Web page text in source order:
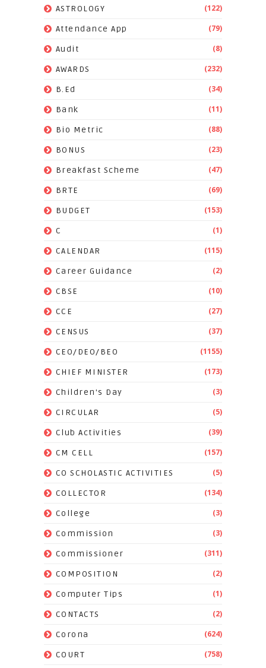
ASTROLOGY (122)
Attendance App (79)
Audit (8)
AWARDS (232)
B.Ed (34)
Bank (11)
Bio Metric (88)
BONUS (23)
Breakfast Scheme (47)
BRTE (69)
BUDGET (153)
C (1)
CALENDAR (115)
Career Guidance (2)
CBSE (10)
CCE (27)
CENSUS (37)
CEO/DEO/BEO (1155)
CHIEF MINISTER (173)
Children's Day (3)
CIRCULAR (5)
Club Activities (39)
CM CELL (157)
CO SCHOLASTIC ACTIVITIES (5)
COLLECTOR (134)
College (3)
Commission (3)
Commissioner (311)
COMPOSITION (2)
Computer Tips (1)
CONTACTS (2)
Corona (624)
COURT (758)